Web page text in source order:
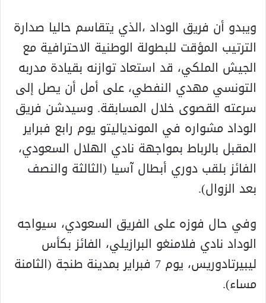
ويبدو أن فريق الوداد ،الذي يتقاسم حاليا صدارة
الترتيب المؤقت للبطولة الوطنية الاحترافية مع
الجيش الملكي، قد استعاد توازنه بقيادة مدربه
التونسي مهدي النفطي، على أمل أن يصل إلى
سرعته القصوى خلال المسابقة. وسيدشن فريق
الوداد مشواره في الموندياليتو يوم رابع فبراير
المقبل بالرباط بمواجهة نادي الهلال السعودي،
الفائز بلقب دوري أبطال آسيا (الثالثة والنصف
بعد الزوال).
وفي حال فوزه على الفريق السعودي، سيواجه
الوداد نادي فلامنغو البرازيلي، الفائز بكأس
ليبيرتادوريس، يوم 7 فبراير بمدينة طنجة (الثامنة
مساء).